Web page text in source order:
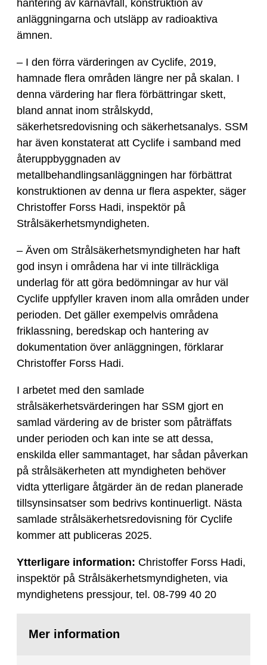
hantering av kärnavfall, konstruktion av
anläggningarna och utsläpp av radioaktiva
ämnen.
– I den förra värderingen av Cyclife, 2019,
hamnade flera områden längre ner på skalan. I
denna värdering har flera förbättringar skett,
bland annat inom strålskydd,
säkerhetsredovisning och säkerhetsanalys. SSM
har även konstaterat att Cyclife i samband med
återuppbyggnaden av
metallbehandlingsanläggningen har förbättrat
konstruktionen av denna ur flera aspekter, säger
Christoffer Forss Hadi, inspektör på
Strålsäkerhetsmyndigheten.
– Även om Strålsäkerhetsmyndigheten har haft
god insyn i områdena har vi inte tillräckliga
underlag för att göra bedömningar av hur väl
Cyclife uppfyller kraven inom alla områden under
perioden. Det gäller exempelvis områdena
friklassning, beredskap och hantering av
dokumentation över anläggningen, förklarar
Christoffer Forss Hadi.
I arbetet med den samlade
strålsäkerhetsvärderingen har SSM gjort en
samlad värdering av de brister som påträffats
under perioden och kan inte se att dessa,
enskilda eller sammantaget, har sådan påverkan
på strålsäkerheten att myndigheten behöver
vidta ytterligare åtgärder än de redan planerade
tillsynsinsatser som bedrivs kontinuerligt. Nästa
samlade strålsäkerhetsredovisning för Cyclife
kommer att publiceras 2025.
Ytterligare information: Christoffer Forss Hadi,
inspektör på Strålsäkerhetsmyndigheten, via
myndighetens pressjour, tel. 08-799 40 20
Mer information